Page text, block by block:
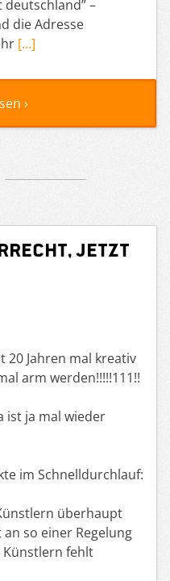
deutschland” –
die Adresse
[…]
›
jetzt
20 Jahren mal kreativ
arm werden!!!!!111!!
ist ja mal wieder
im Schnelldurchlauf:
überhaupt
so einer Regelung
Künstlern fehlt